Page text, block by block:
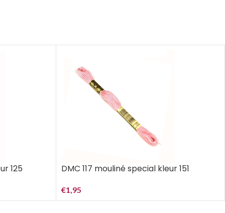
125 DMC 117 mouliné special kleur 151
€1,95